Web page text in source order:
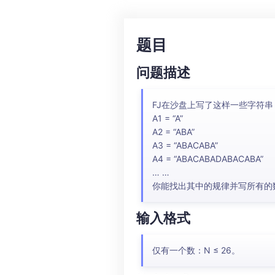
题目
问题描述
FJ在沙盘上写了这样一些字符串
A1 = “A”
A2 = “ABA”
A3 = “ABACABA”
A4 = “ABACABADABACABA”
… …
你能找出其中的规律并写所有的
输入格式
仅有一个数：N ≤ 26。